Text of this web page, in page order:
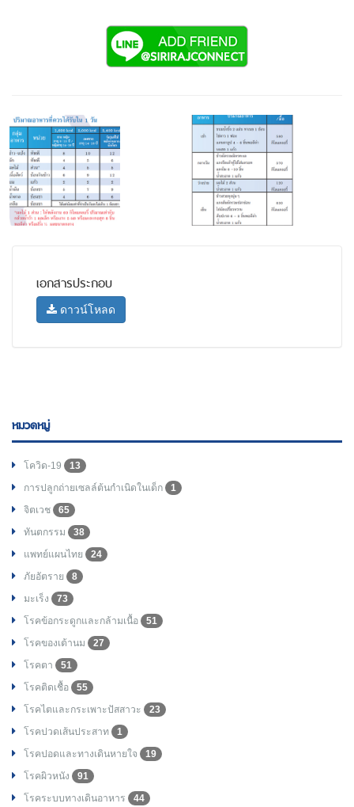
เอกสารประกอบ
ดาวน์โหลด
หมวดหมู่
โควิด-19
13
การปลูกถ่ายเซลล์ต้นกำเนิดในเด็ก
1
จิตเวช
65
ทันตกรรม
38
แพทย์แผนไทย
24
ภัยอัตราย
8
มะเร็ง
73
โรคข้อกระดูกและกล้ามเนื้อ
51
โรคของเต้านม
27
โรคตา
51
โรคติดเชื้อ
55
โรคไตและกระเพาะปัสสาวะ
23
โรคปวดเส้นประสาท
1
โรคปอดและทางเดินหายใจ
19
โรคผิวหนัง
91
โรคระบบทางเดินอาหาร
44